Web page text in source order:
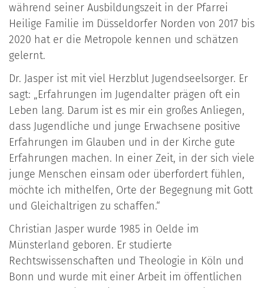
während seiner Ausbildungszeit in der Pfarrei
Heilige Familie im Düsseldorfer Norden von 2017 bis
2020 hat er die Metropole kennen und schätzen
gelernt.
Dr. Jasper ist mit viel Herzblut Jugendseelsorger. Er
sagt: „Erfahrungen im Jugendalter prägen oft ein
Leben lang. Darum ist es mir ein großes Anliegen,
dass Jugendliche und junge Erwachsene positive
Erfahrungen im Glauben und in der Kirche gute
Erfahrungen machen. In einer Zeit, in der sich viele
junge Menschen einsam oder überfordert fühlen,
möchte ich mithelfen, Orte der Begegnung mit Gott
und Gleichaltrigen zu schaffen.“
Christian Jasper wurde 1985 in Oelde im
Münsterland geboren. Er studierte
Rechtswissenschaften und Theologie in Köln und
Bonn und wurde mit einer Arbeit im öffentlichen